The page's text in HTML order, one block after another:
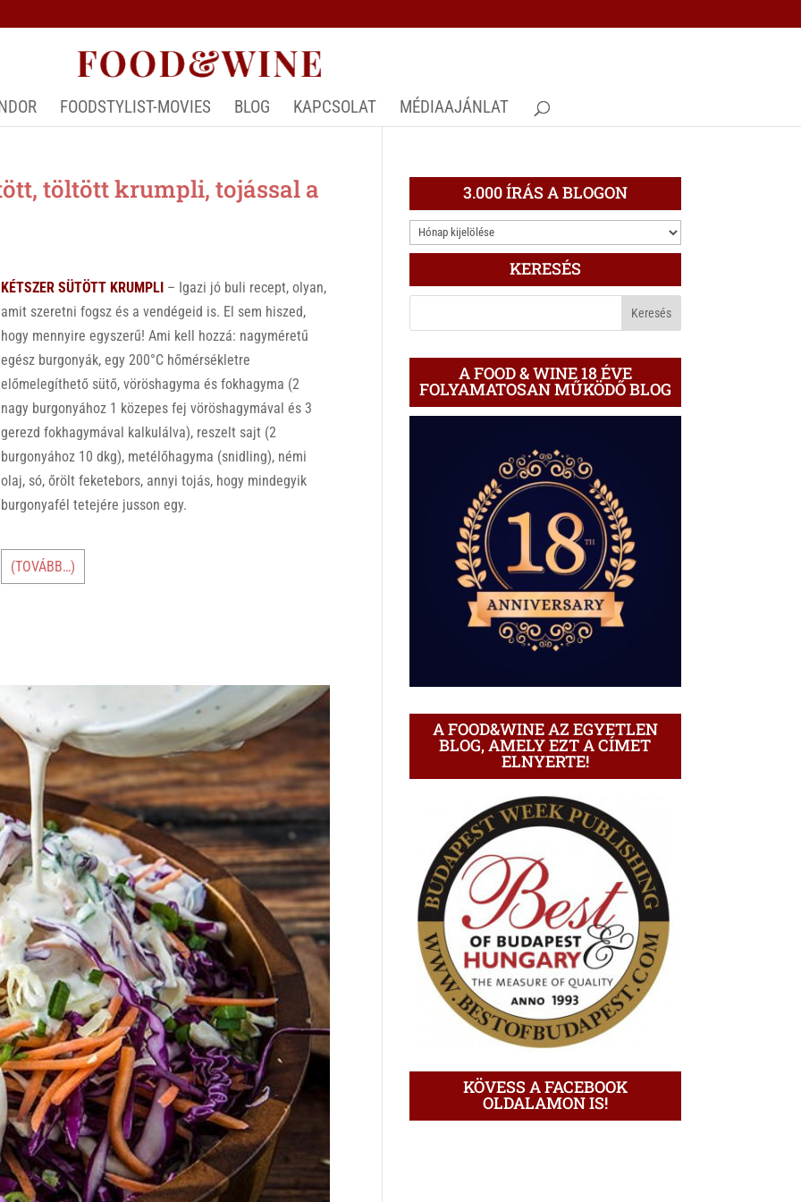
FOODSTYLIST-MOVIES BLOG KAPCSOLAT MÉDIAAJÁNLAT
töltött krumpli, tojással a
KÉTSZER SÜTÖTT KRUMPLI – Igazi jó buli recept, olyan,
amit szeretni fogsz és a vendégeid is. El sem hiszed,
hogy mennyire egyszerű! Ami kell hozzá: nagyméretű
egész burgonyák, egy 200°C hőmérsékletre
előmelegíthető sütő, vöröshagyma és fokhagyma (2
nagy burgonyához 1 közepes fej vöröshagymával és 3
gerezd fokhagymával kalkulálva), reszelt sajt (2
burgonyához 10 dkg), metélőhagyma (snidling), némi
olaj, só, őrölt feketebors, annyi tojás, hogy mindegyik
burgonyafél tetejére jusson egy.
(TOVÁBB…)
3.000 ÍRÁS A BLOGON
3.000
ÍRÁS
BLOGON
KERESÉS
A FOOD & WINE 18 ÉVE
FOLYAMATOSAN MŰKÖDŐ BLOG
A FOOD&WINE AZ EGYETLEN
BLOG, AMELY EZT A CÍMET
ELNYERTE!
KÖVESS A FACEBOOK
OLDALAMON IS!